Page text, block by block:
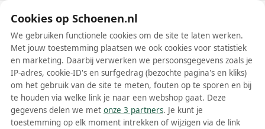
Schoenen.nl
Wis filters Alle filters
Zwarte Wonders dames laarzen
Cookies op Schoenen.nl
We gebruiken functionele cookies om de site te laten werken.
Met jouw toestemming plaatsen we ook cookies voor statistiek
en marketing. Daarbij verwerken we persoonsgegevens zoals je
IP-adres, cookie-ID's en surfgedrag (bezochte pagina's en kliks)
om het gebruik van de site te meten, fouten op te sporen en bij
te houden via welke link je naar een webshop gaat. Deze
gegevens delen we met onze 3 partners. Je kunt je
toestemming op elk moment intrekken of wijzigen via de link